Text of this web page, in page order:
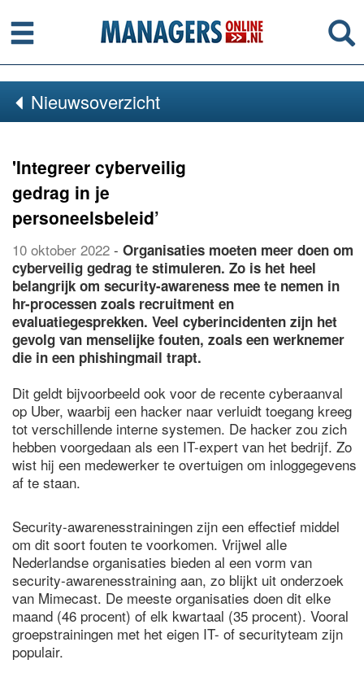
Menu
Nieuwsoverzicht
'Integreer cyberveilig
gedrag in je
personeelsbeleid’
10 oktober 2022 - Organisaties moeten meer doen om
cyberveilig gedrag te stimuleren. Zo is het heel
belangrijk om security-awareness mee te nemen in
hr-processen zoals recruitment en
evaluatiegesprekken. Veel cyberincidenten zijn het
gevolg van menselijke fouten, zoals een werknemer
die in een phishingmail trapt.
Dit geldt bijvoorbeeld ook voor de recente cyberaanval
op Uber, waarbij een hacker naar verluidt toegang kreeg
tot verschillende interne systemen. De hacker zou zich
hebben voorgedaan als een IT-expert van het bedrijf. Zo
wist hij een medewerker te overtuigen om inloggegevens
af te staan.
Security-awarenesstrainingen zijn een effectief middel
om dit soort fouten te voorkomen. Vrijwel alle
Nederlandse organisaties bieden al een vorm van
security-awarenesstraining aan, zo blijkt uit onderzoek
van Mimecast. De meeste organisaties doen dit elke
maand (46 procent) of elk kwartaal (35 procent). Vooral
groepstrainingen met het eigen IT- of securityteam zijn
populair.